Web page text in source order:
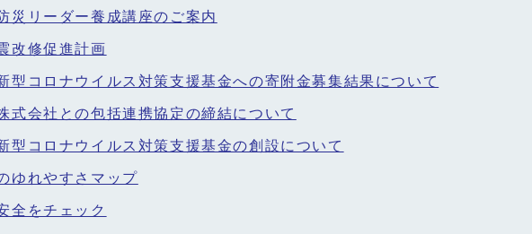
災リーダー養成講座のご案内
改修促進計画
型コロナウイルス対策支援基金への寄附金募集結果について
式会社との包括連携協定の締結について
型コロナウイルス対策支援基金の創設について
ゆれやすさマップ
全をチェック